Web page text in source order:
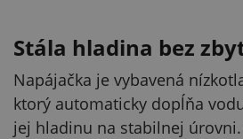
Stála hladina bez
Napájačka je vybavená
ktorý automaticky dopĺňa
jej hladinu na stabilnej